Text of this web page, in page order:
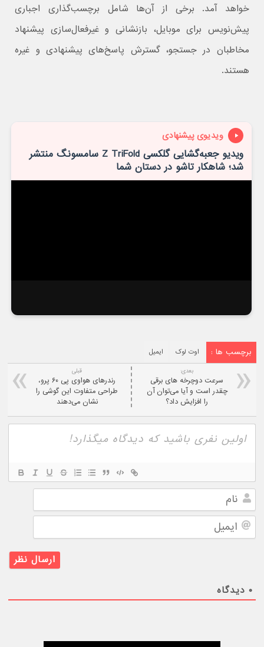
خواهد آمد. برخی از آن‌ها شامل برچسب‌گذاری اجباری
پیش‌نویس برای موبایل، بازنشانی و غیرفعال‌سازی پیشنهاد
مخاطبان در جستجو، گسترش پاسخ‌های پیشنهادی و غیره
هستند.
ویدیوی پیشنهادی
ویدیو جعبه‌گشایی گلکسی Z TriFold سامسونگ منتشر
شد؛ شاهکار تاشو در دستان شما
برچسب ها : اوت لوک ایمیل
قبلی
رندرهای هواوی پی ۶۰ پرو،
طراحی متفاوت این گوشی را
نشان می‌دهند
بعدی:
سرعت دوچرخه های برقی
چقدر است و آیا می‌توان آن
را افزایش داد؟
نام
۰ دیدگاه